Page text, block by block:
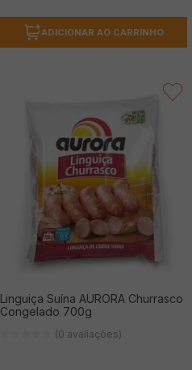
ADICIONAR AO CARRINHO
Linguiça Suína AURORA Churrasco
Congelado 700g
(0 avaliações)